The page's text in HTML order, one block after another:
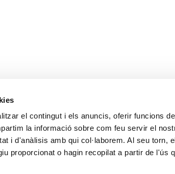
el contingut i els anuncis, oferir funcions
la informació sobre com feu servir el
i d'anàlisis amb qui col·laborem. Al seu torn,
proporcionat o hagin recopilat a partir de l'ús